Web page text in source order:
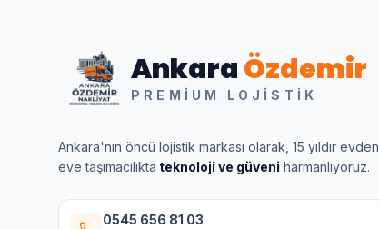
AnkaraÖzdemir
PREMIUM LOJISTIK
Ankara'nın öncü lojistik markası olarak, 15 yıldır evden
eve taşımacılıkta teknoloji ve güveni harmanlıyoruz.
0545 656 81 03